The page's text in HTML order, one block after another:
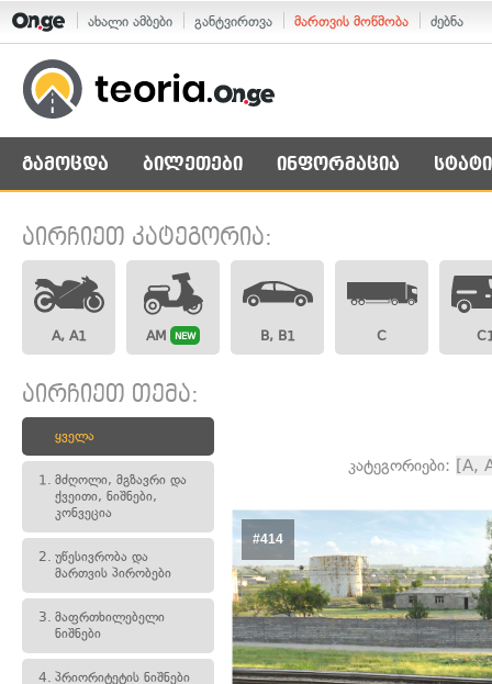
ახალი ამბები განტვირთვა მართვის მოწმობა ძებნა
გამოცდა ბილეთები ინფორმაცია
აირჩიეთ კატეგორია:
A, A1 AM NEW B, B1 C
აირჩიეთ თემა:
ყველა
1. მძღოლი, მგზავრი და
ქვეითი, ნიშნები,
კონვეცია
2. უწესივრობა და
მართვის პირობები
3. მაფრთხილებელი
ნიშნები
4. პრიორიტეტის ნიშნები
კატეგორიები: [A,
#414